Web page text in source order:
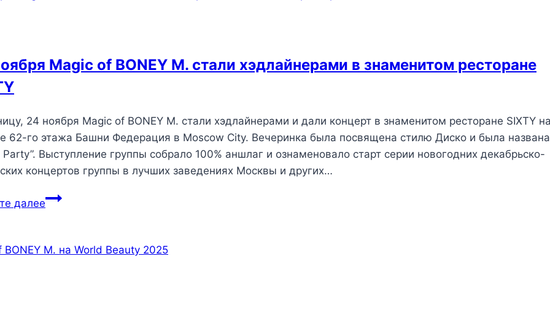
Magic of BONEY M. стали хэдлайнерами в знаменитом ресторане
24 ноября Magic of BONEY M. стали хэдлайнерами и дали концерт в знаменитом ресторане SIXTY
62-го этажа Башни Федерация в Moscow City. Вечеринка была посвящена стилю Диско и была названа
Party”. Выступление группы собрало 100% аншлаг и ознаменовало старт серии новогодних декабрьско-
концертов группы в лучших заведениях Москвы и других…
далее